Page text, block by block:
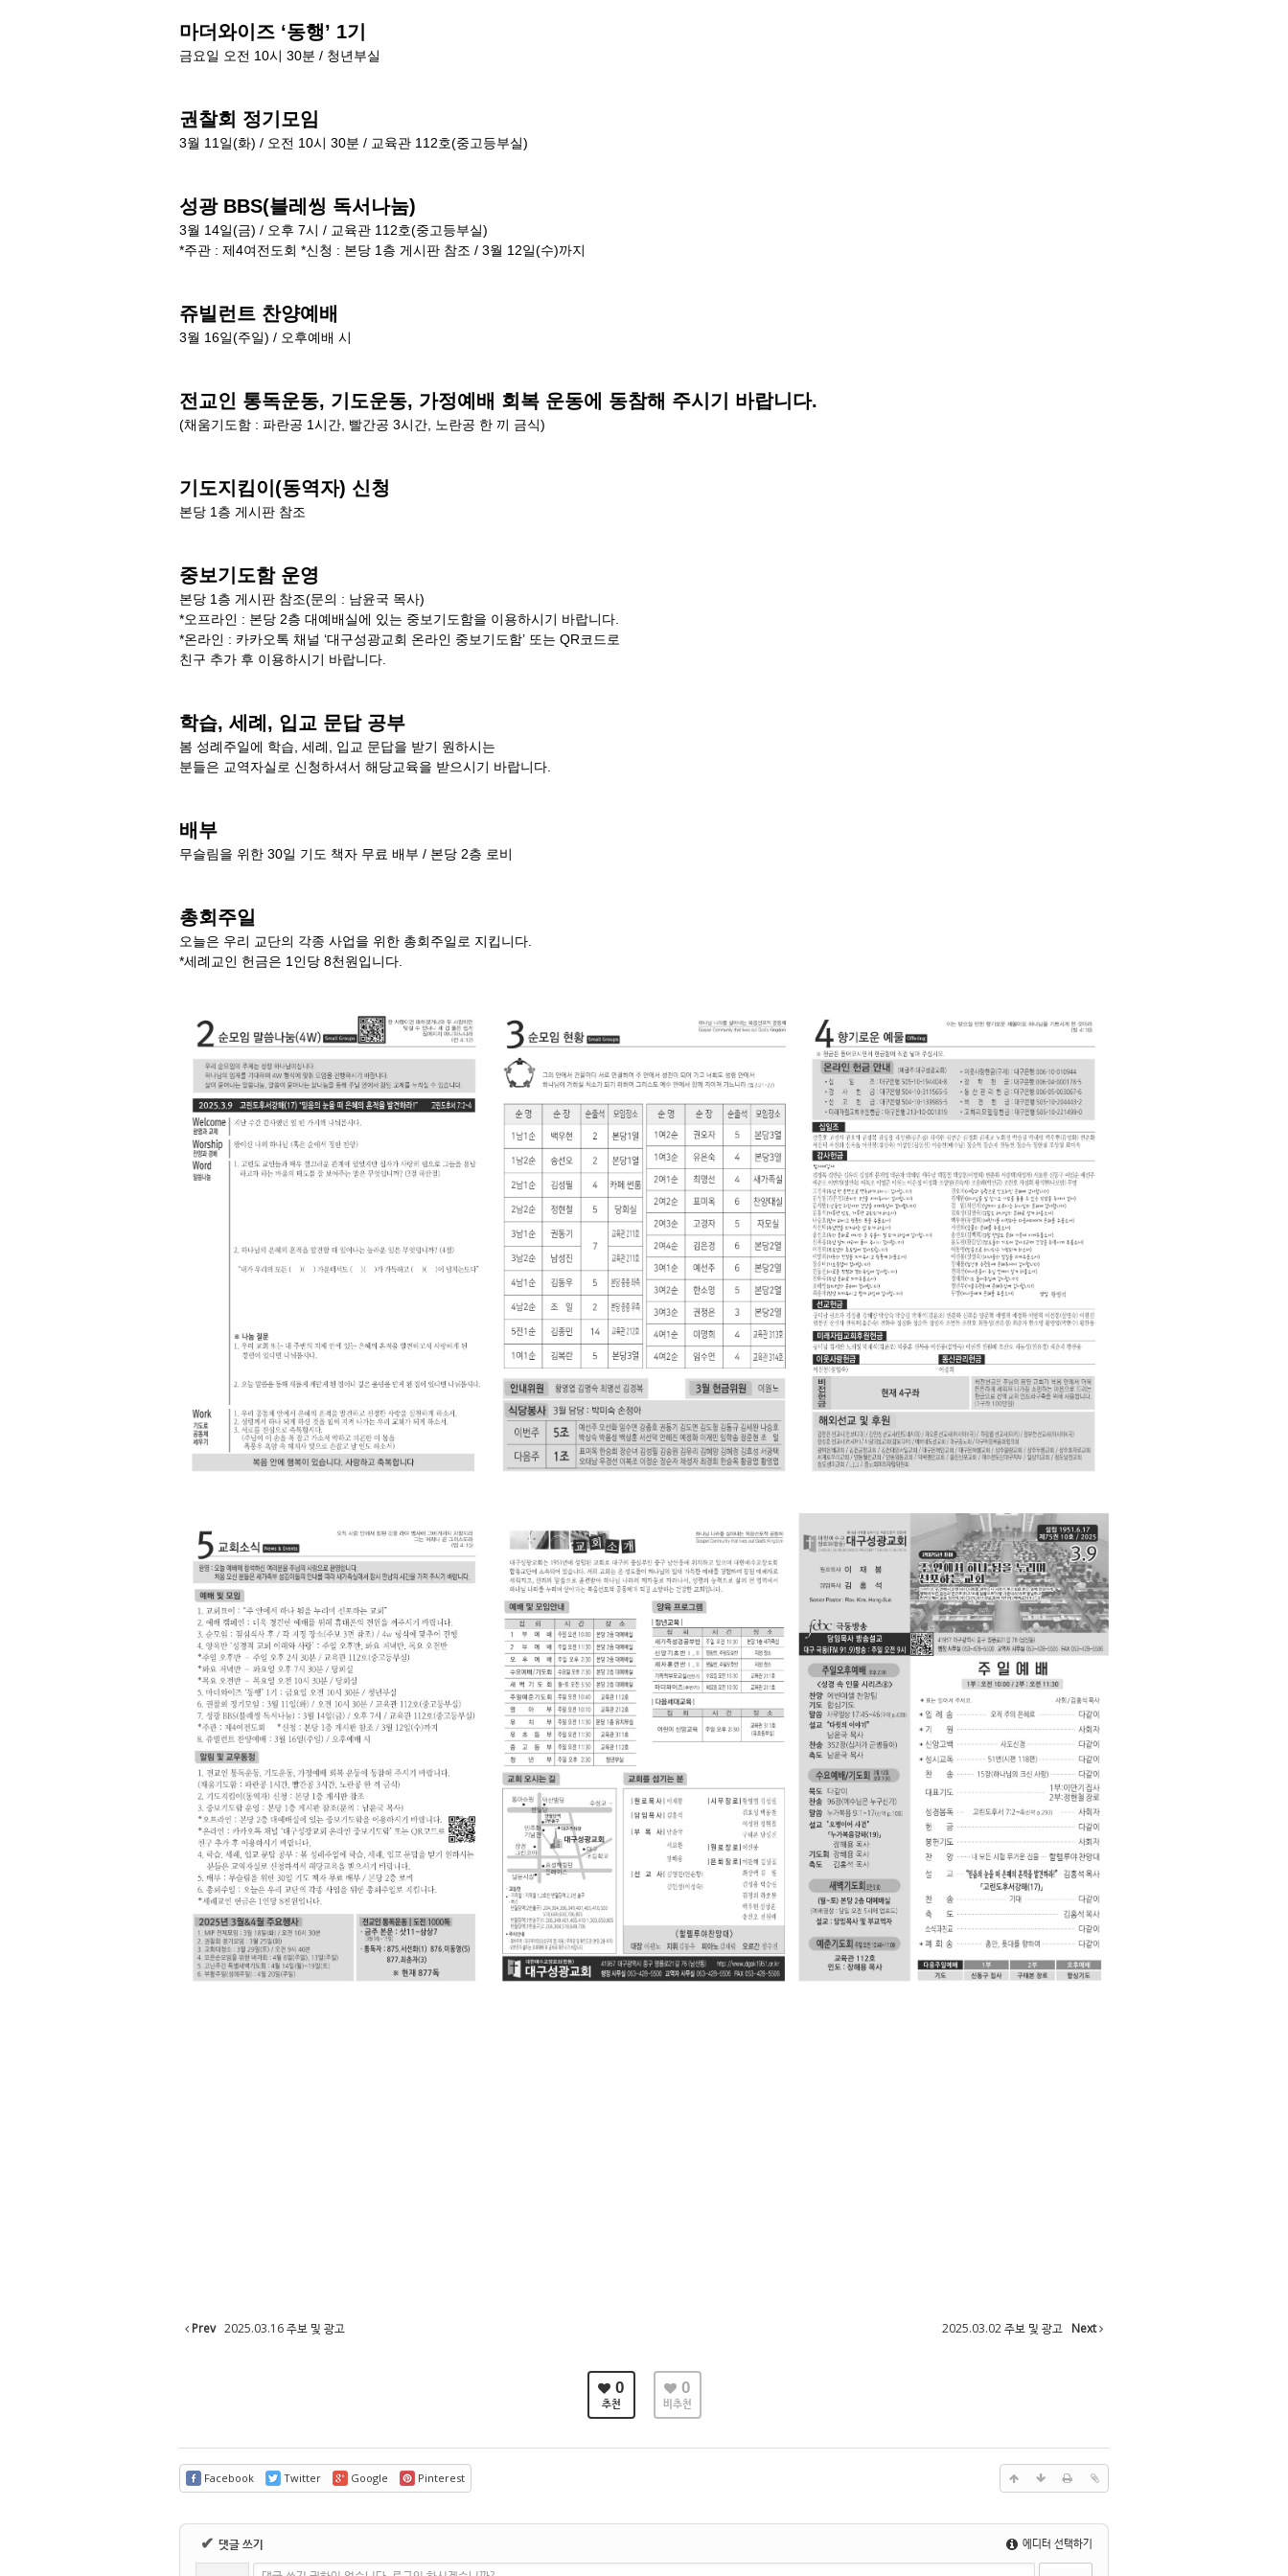
마더와이즈 ‘동행’ 1기
금요일 오전 10시 30분 / 청년부실
권찰회 정기모임
3월 11일(화) / 오전 10시 30분 / 교육관 112호(중고등부실)
성광 BBS(블레씽 독서나눔)
3월 14일(금) / 오후 7시 / 교육관 112호(중고등부실)
*주관 : 제4여전도회 *신청 : 본당 1층 게시판 참조 / 3월 12일(수)까지
쥬빌런트 찬양예배
3월 16일(주일) / 오후예배 시
전교인 통독운동, 기도운동, 가정예배 회복 운동에 동참해 주시기 바랍니다.
(채움기도함 : 파란공 1시간, 빨간공 3시간, 노란공 한 끼 금식)
기도지킴이(동역자) 신청
본당 1층 게시판 참조
중보기도함 운영
본당 1층 게시판 참조(문의 : 남윤국 목사)
*오프라인 : 본당 2층 대예배실에 있는 중보기도함을 이용하시기 바랍니다.
*온라인 : 카카오톡 채널 ‘대구성광교회 온라인 중보기도함’ 또는 QR코드로
친구 추가 후 이용하시기 바랍니다.
학습, 세례, 입교 문답 공부
봄 성례주일에 학습, 세례, 입교 문답을 받기 원하시는
분들은 교역자실로 신청하셔서 해당교육을 받으시기 바랍니다.
배부
무슬림을 위한 30일 기도 책자 무료 배부 / 본당 2층 로비
총회주일
오늘은 우리 교단의 각종 사업을 위한 총회주일로 지킵니다.
*세례교인 헌금은 1인당 8천원입니다.
Prev 2025.03.16 주보 및 광고 2025.03.02 주보 및 광고 Next
0
추천
0
비추천
Facebook Twitter Google Pinterest
✔ 댓글 쓰기 에디터 선택하기